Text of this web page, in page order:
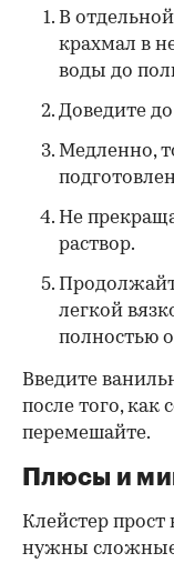
В
крахмал в
воды до
Доведите
Медленно,
Не
раствор.
легкой
полностью
Введите
после того, как
перемешайте.
Плюсы и
Клейстер прост
нужны сложные